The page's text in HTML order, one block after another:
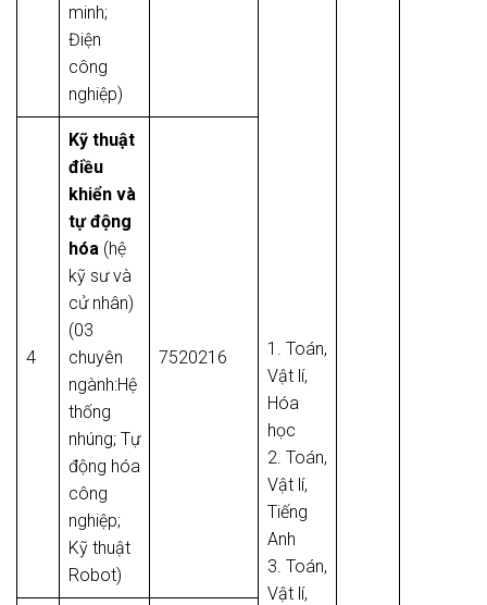
minh;
Điện
công
nghiệp)
1. Toán,
Vật lí,
Hóa
học
2. Toán,
Vật lí,
Tiếng
Anh
3. Toán,
Vật lí,
4
Kỹ thuật
điều
khiển và
tự động
hóa (hệ
kỹ sư và
cử nhân)
(03
chuyên
ngành:Hệ
thống
nhúng; Tự
động hóa
công
nghiệp;
Kỹ thuật
Robot)
7520216